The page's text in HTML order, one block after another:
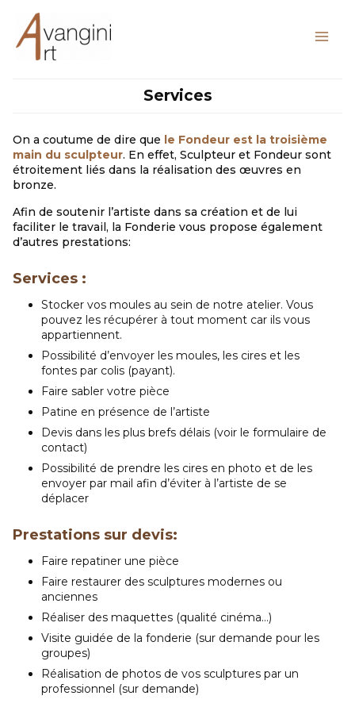
contenu
Services
On a coutume de dire que le Fondeur est la troisième
main du sculpteur. En effet, Sculpteur et Fondeur sont
étroitement liés dans la réalisation des œuvres en
bronze.
Afin de soutenir l’artiste dans sa création et de lui
faciliter le travail, la Fonderie vous propose également
d’autres prestations:
Services :
Stocker vos moules au sein de notre atelier. Vous
pouvez les récupérer à tout moment car ils vous
appartiennent.
Possibilité d’envoyer les moules, les cires et les
fontes par colis (payant).
Faire sabler votre pièce
Patine en présence de l’artiste
Devis dans les plus brefs délais (voir le formulaire de
contact)
Possibilité de prendre les cires en photo et de les
envoyer par mail afin d’éviter à l’artiste de se
déplacer
Prestations sur devis:
Faire repatiner une pièce
Faire restaurer des sculptures modernes ou
anciennes
Réaliser des maquettes (qualité cinéma…)
Visite guidée de la fonderie (sur demande pour les
groupes)
Réalisation de photos de vos sculptures par un
professionnel (sur demande)